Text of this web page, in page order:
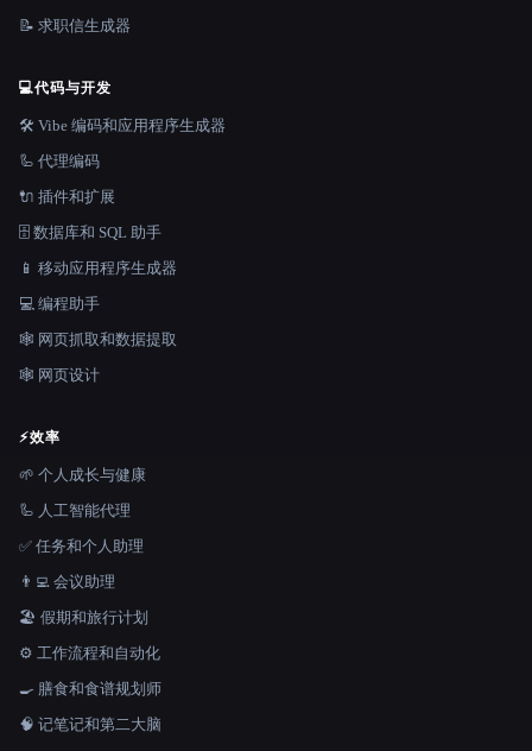
📝 求职信生成器
💻代码与开发
🛠️ Vibe 编码和应用程序生成器
🦾 代理编码
🔌 插件和扩展
🗄️ 数据库和 SQL 助手
📱 移动应用程序生成器
💻 编程助手
🕸️ 网页抓取和数据提取
🕸 网页设计
⚡效率
🌱 个人成长与健康
🦾 人工智能代理
✅ 任务和个人助理
👨‍💻 会议助理
🏖 假期和旅行计划
⚙️ 工作流程和自动化
🍳 膳食和食谱规划师
🧠 记笔记和第二大脑